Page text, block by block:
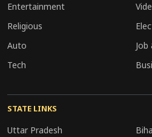
Entertainment
Religious
Auto
Tech
STATE LINKS
Uttar Pradesh